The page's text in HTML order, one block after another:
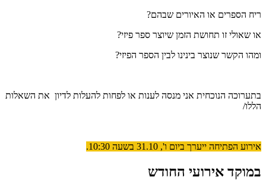
ריח הספרים או האיורים שבהם?
או שאולי זו תחושת הזמן שיוצר ספר פיזי?
ומהו הקשר שנוצר בינינו לבין הספר הפיזי?
בתערוכה הנוכחית אני מנסה לענות או לפחות להעלות לדיון את השאלות
הללו/
אירוע הפתיחה ייערך ביום ו', 31.10 בשעה 10:30.
במוקד אירועי החודש